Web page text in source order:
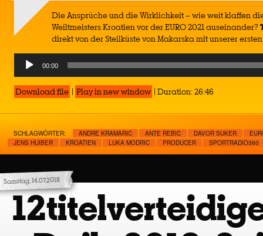
Die Ansprüche und die Wirklichkeit – wie weit klaffen
Weiltmeisters Kroatien vor der EURO 2021 auseinander?
direkt von der Steilküste von Makarska mit unserer
Audio
Player
00:00
Download file | Play in new window | Duration: 26:46
SCHLAGWÖRTER: ANDRE KRAMARIC ANTE REBIC DAVOR SUKER
JENS HUIBER
KROATIEN LUKA MODRIC PRODUCER SPORTRADIO360
Samstag, 14.07.2018